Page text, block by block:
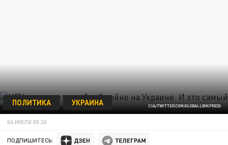
CIA/TWITTER.COM/GLOBALLOOKPRESS
ПОЛИТИКА УКРАИНА
06 ИЮЛЯ 05:30
ПОДПИШИТЕСЬ: